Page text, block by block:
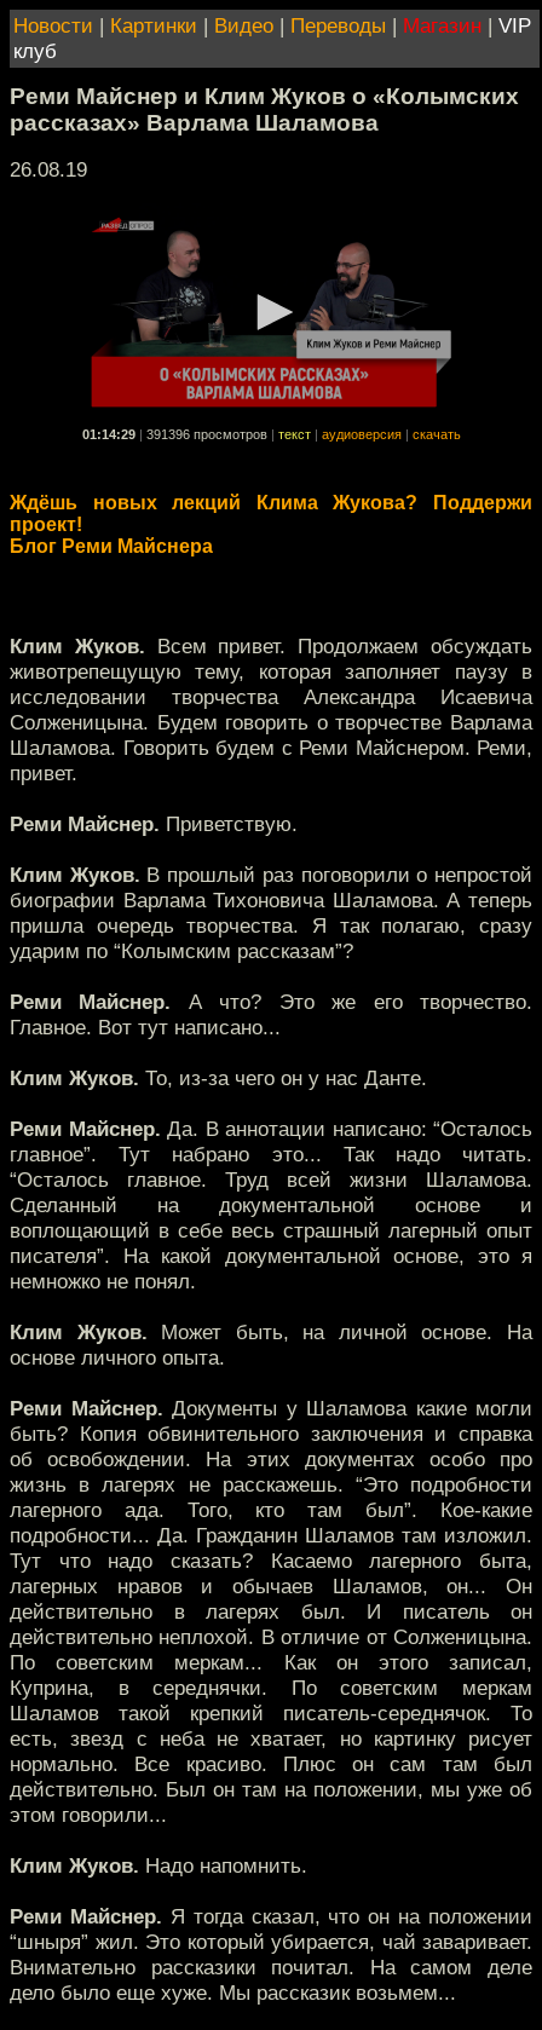
Новости | Картинки | Видео | Переводы | Магазин | VIP
клуб
Реми Майснер и Клим Жуков о «Колымских
рассказах» Варлама Шаламова
26.08.19
01:14:29 391396 просмотров текст аудиоверсия скачать
Ждёшь новых лекций Клима Жукова? Поддержи
проект!
Блог Реми Майснера
Клим Жуков. Всем привет. Продолжаем обсуждать
животрепещущую тему, которая заполняет паузу в
исследовании творчества Александра Исаевича
Солженицына. Будем говорить о творчестве Варлама
Шаламова. Говорить будем с Реми Майснером. Реми,
привет.
Реми Майснер. Приветствую.
Клим Жуков. В прошлый раз поговорили о непростой
биографии Варлама Тихоновича Шаламова. А теперь
пришла очередь творчества. Я так полагаю, сразу
ударим по “Колымским рассказам”?
Реми Майснер. А что? Это же его творчество.
Главное. Вот тут написано...
Клим Жуков. То, из-за чего он у нас Данте.
Реми Майснер. Да. В аннотации написано: “Осталось
главное”. Тут набрано это... Так надо читать.
“Осталось главное. Труд всей жизни Шаламова.
Сделанный на документальной основе и
воплощающий в себе весь страшный лагерный опыт
писателя”. На какой документальной основе, это я
немножко не понял.
Клим Жуков. Может быть, на личной основе. На
основе личного опыта.
Реми Майснер. Документы у Шаламова какие могли
быть? Копия обвинительного заключения и справка
об освобождении. На этих документах особо про
жизнь в лагерях не расскажешь. “Это подробности
лагерного ада. Того, кто там был”. Кое-какие
подробности... Да. Гражданин Шаламов там изложил.
Тут что надо сказать? Касаемо лагерного быта,
лагерных нравов и обычаев Шаламов, он... Он
действительно в лагерях был. И писатель он
действительно неплохой. В отличие от Солженицына.
По советским меркам... Как он этого записал,
Куприна, в середнячки. По советским меркам
Шаламов такой крепкий писатель-середнячок. То
есть, звезд с неба не хватает, но картинку рисует
нормально. Все красиво. Плюс он сам там был
действительно. Был он там на положении, мы уже об
этом говорили...
Клим Жуков. Надо напомнить.
Реми Майснер. Я тогда сказал, что он на положении
“шныря” жил. Это который убирается, чай заваривает.
Внимательно рассказики почитал. На самом деле
дело было еще хуже. Мы рассказик возьмем...